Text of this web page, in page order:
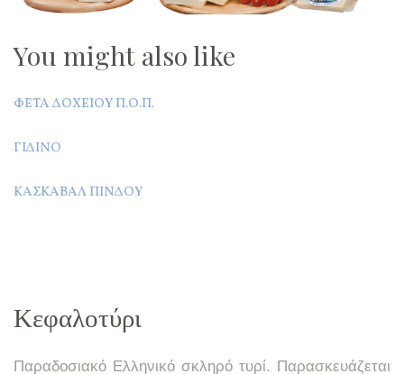
Κεφαλοτύρι
Παραδοσιακό Ελληνικό σκληρό τυρί. Παρασκευάζεται
You might also like
ΦΈΤΑ ΔΟΧΕΊΟΥ Π.Ο.Π.
ΓΊΔΙΝΟ
ΚΑΣΚΑΒΆΛ ΠΊΝΔΟΥ